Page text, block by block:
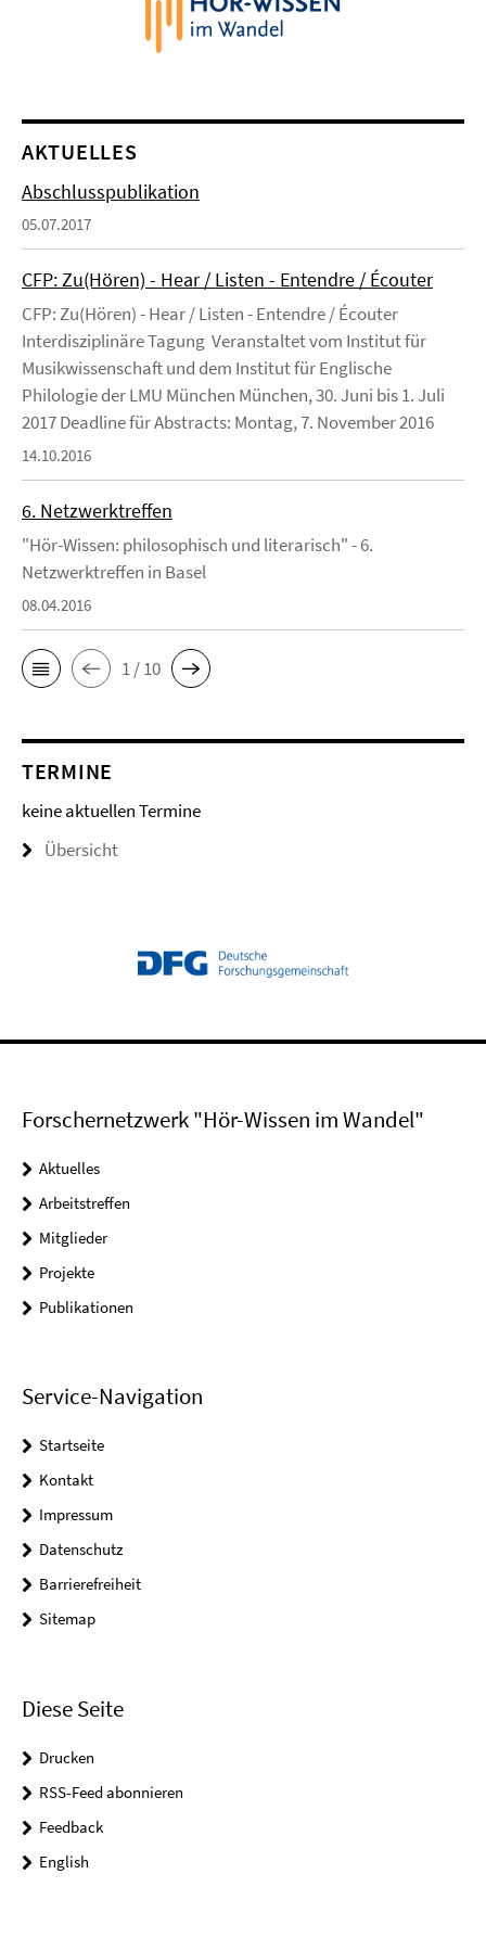
AKTUELLES
Abschlusspublikation
05.07.2017
CFP: Zu(Hören) - Hear / Listen - Entendre / Écouter
CFP: Zu(Hören) - Hear / Listen - Entendre / Écouter
Interdisziplinäre Tagung Veranstaltet vom Institut für
Musikwissenschaft und dem Institut für Englische
Philologie der LMU München München, 30. Juni bis 1. Juli
2017 Deadline für Abstracts: Montag, 7. November 2016
14.10.2016
6. Netzwerktreffen
"Hör-Wissen: philosophisch und literarisch" - 6.
Netzwerktreffen in Basel
08.04.2016
1 / 10
TERMINE
keine aktuellen Termine
Übersicht
Forschernetzwerk "Hör-Wissen im Wandel"
Aktuelles
Arbeitstreffen
Mitglieder
Projekte
Publikationen
Service-Navigation
Startseite
Kontakt
Impressum
Datenschutz
Barrierefreiheit
Sitemap
Diese Seite
Drucken
RSS-Feed abonnieren
Feedback
English